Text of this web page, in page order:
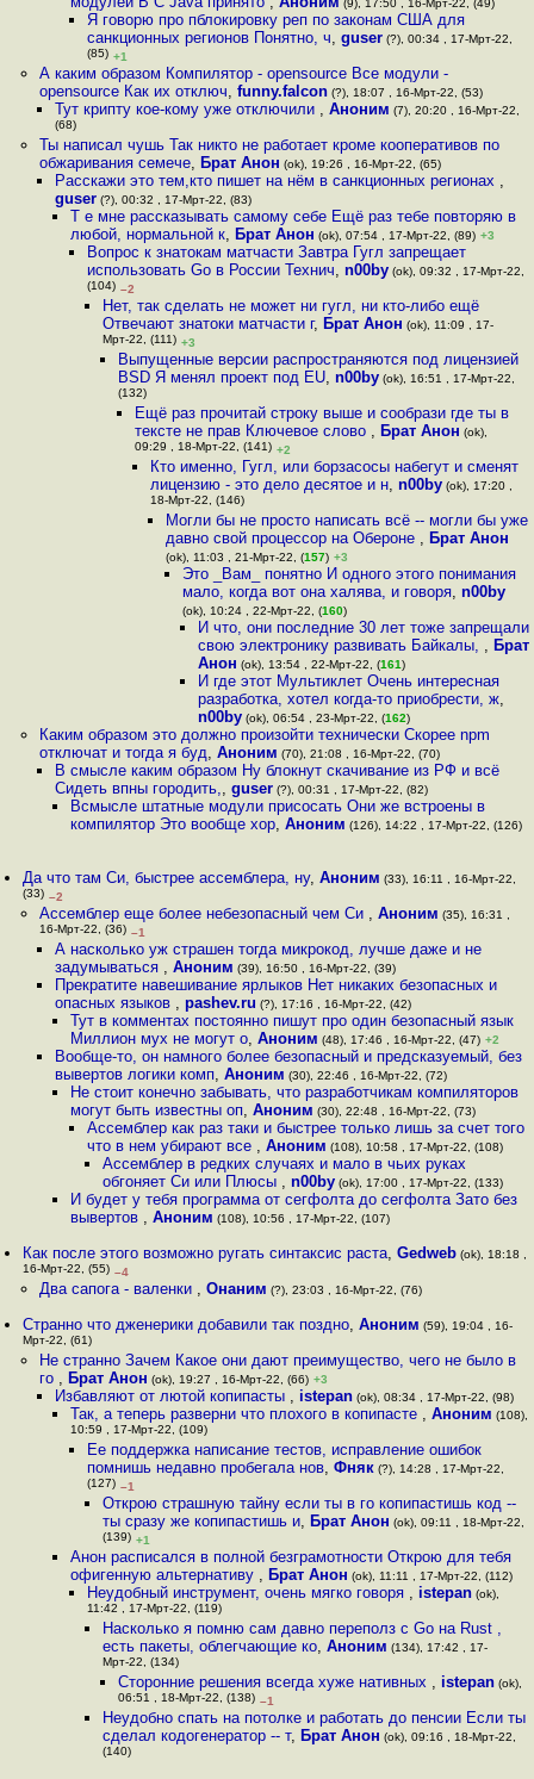
(9), 17:50 , 16-Мрт-22, (49)
Я говорю про пблокировку реп по законам США для
санкционных регионов Понятно, ч, guser(?), 00:34 , 17-Мрт-22,
(85) +1
А каким образом Компилятор - opensource Все модули -
opensource Как их отключ, funny.falcon(?), 18:07 , 16-Мрт-22, (53)
Тут крипту кое-кому уже отключили , Аноним (7), 20:20 , 16-Мрт-22,
(68)
Ты написал чушь Так никто не работает кроме кооперативов по
обжаривания семече, Брат Анон (ok), 19:26 , 16-Мрт-22, (65)
Расскажи это тем,кто пишет на нём в санкционных регионах ,
guser(?), 00:32 , 17-Мрт-22, (83)
Т е мне рассказывать самому себе Ещё раз тебе повторяю в
любой, нормальной к, Брат Анон (ok), 07:54 , 17-Мрт-22, (89) +3
Вопрос к знатокам матчасти Завтра Гугл запрещает
использовать Go в России Технич, n00by(ok), 09:32 , 17-Мрт-22,
(104) –2
Нет, так сделать не может ни гугл, ни кто-либо ещё
Отвечают знатоки матчасти г, Брат Анон (ok), 11:09 , 17-
Мрт-22, (111) +3
Выпущенные версии распространяются под лицензией
BSD Я менял проект под EU,n00by (ok), 16:51 , 17-Мрт-22,
(132)
Ещё раз прочитай строку выше и сообрази где ты в
тексте не прав Ключевое слово , Брат Анон (ok),
09:29 , 18-Мрт-22, (141) +2
Кто именно, Гугл, или борзасосы набегут и сменят
лицензию - это дело десятое и н, n00by(ok), 17:20 ,
18-Мрт-22, (146)
Могли бы не просто написать всё -- могли бы уже
давно свой процессор на Обероне , Брат Анон
(ok), 11:03 , 21-Мрт-22, (157) +3
Это _Вам_ понятно И одного этого понимания
мало, когда вот она халява, и говоря, n00by
(ok), 10:24 , 22-Мрт-22, (160)
И что, они последние 30 лет тоже запрещали
свою электронику развивать Байкалы, , Брат
Анон (ok), 13:54 , 22-Мрт-22, (161)
И где этот Мультиклет Очень интересная
разработка, хотел когда-то приобрести, ж,
n00by(ok), 06:54 , 23-Мрт-22, (162)
Каким образом это должно произойти технически Скорее npm
отключат и тогда я буд, Аноним (70), 21:08 , 16-Мрт-22, (70)
В смысле каким образом Ну блокнут скачивание из РФ и всё
Сидеть впны городить,, guser(?), 00:31 , 17-Мрт-22, (82)
Всмысле штатные модули присосать Они же встроены в
компилятор Это вообще хор,Аноним (126), 14:22 , 17-Мрт-22, (126)
Да что там Си, быстрее ассемблера, ну,Аноним (33), 16:11 , 16-Мрт-22,
(33) –2
Ассемблер еще более небезопасный чем Си , Аноним (35), 16:31 ,
16-Мрт-22, (36) –1
А насколько уж страшен тогда микрокод, лучше даже и не
задумываться , Аноним (39), 16:50 , 16-Мрт-22, (39)
Прекратите навешивание ярлыков Нет никаких безопасных и
опасных языков , pashev.ru (?), 17:16 , 16-Мрт-22, (42)
Тут в комментах постоянно пишут про один безопасный язык
Миллион мух не могут о,Аноним (48), 17:46 , 16-Мрт-22, (47) +2
Вообще-то, он намного более безопасный и предсказуемый, без
вывертов логики комп, Аноним (30), 22:46 , 16-Мрт-22, (72)
Не стоит конечно забывать, что разработчикам компиляторов
могут быть известны оп,Аноним (30), 22:48 , 16-Мрт-22, (73)
Ассемблер как раз таки и быстрее только лишь за счет того
что в нем убирают все , Аноним (108), 10:58 , 17-Мрт-22, (108)
Ассемблер в редких случаях и мало в чьих руках
обгоняет Си или Плюсы , n00by(ok), 17:00 , 17-Мрт-22, (133)
И будет у тебя программа от сегфолта до сегфолта Зато без
вывертов ,Аноним (108), 10:56 , 17-Мрт-22, (107)
Как после этого возможно ругать синтаксис раста,Gedweb (ok), 18:18 ,
16-Мрт-22, (55) –4
Два сапога - валенки , Онаним (?), 23:03 , 16-Мрт-22, (76)
Странно что дженерики добавили так поздно,Аноним (59), 19:04 , 16-
Мрт-22, (61)
Не странно Зачем Какое они дают преимущество, чего не было в
го , Брат Анон (ok), 19:27 , 16-Мрт-22, (66) +3
Избавляют от лютой копипасты , istepan(ok), 08:34 , 17-Мрт-22, (98)
Так, а теперь разверни что плохого в копипасте ,Аноним (108),
10:59 , 17-Мрт-22, (109)
Ее поддержка написание тестов, исправление ошибок
помнишь недавно пробегала нов, Фняк(?), 14:28 , 17-Мрт-22,
(127) –1
Открою страшную тайну если ты в го копипастишь код --
ты сразу же копипастишь и, Брат Анон (ok), 09:11 , 18-Мрт-22,
(139) +1
Анон расписался в полной безграмотности Открою для тебя
офигенную альтернативу , Брат Анон (ok), 11:11 , 17-Мрт-22, (112)
Неудобный инструмент, очень мягко говоря , istepan(ok),
11:42 , 17-Мрт-22, (119)
Насколько я помню сам давно переполз с Go на Rust ,
есть пакеты, облегчающие ко, Аноним (134), 17:42 , 17-
Мрт-22, (134)
Сторонние решения всегда хуже нативных , istepan (ok),
06:51 , 18-Мрт-22, (138) –1
Неудобно спать на потолке и работать до пенсии Если ты
сделал кодогенератор -- т, Брат Анон (ok), 09:16 , 18-Мрт-22,
(140)